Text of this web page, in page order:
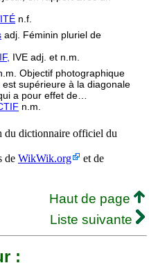
n.f.
adj. Féminin pluriel de
IVE adj. et n.m.
Objectif photographique
supérieure à la diagonale
a pour effet de…
n.m.
du dictionnaire officiel du
de WikWik.org
et de
Haut de page
Liste suivante
: